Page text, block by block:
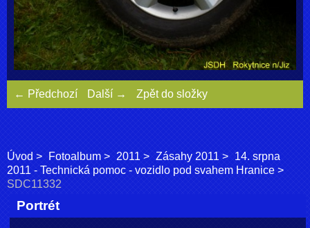
← Předchozí Další → Zpět do složky
Úvod Fotoalbum 2011 Zásahy 2011
14. srpna
2011 - Technická pomoc - vozidlo pod svahem Hranice
SDC11332
Portrét